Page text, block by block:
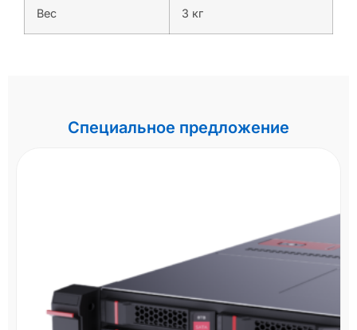
Вес 3 кг
Специальное предложение